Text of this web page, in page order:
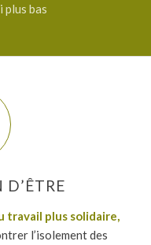
plus bas
D’ÊTRE
travail plus solidaire,
l’isolement des